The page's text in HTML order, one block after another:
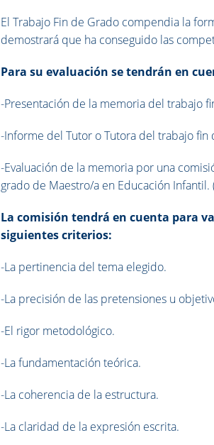
El Trabajo Fin de Grado compendia la
demostrará que ha conseguido las
Para su evaluación se tendrán en
-Presentación de la memoria del trabajo
-Informe del Tutor o Tutora del trabajo fin
-Evaluación de la memoria por una
grado de Maestro/a en Educación
La comisión tendrá en cuenta para
siguientes criterios:
-La pertinencia del tema elegido.
-La precisión de las pretensiones u
-El rigor metodológico.
-La fundamentación teórica.
-La coherencia de la estructura.
-La claridad de la expresión escrita.